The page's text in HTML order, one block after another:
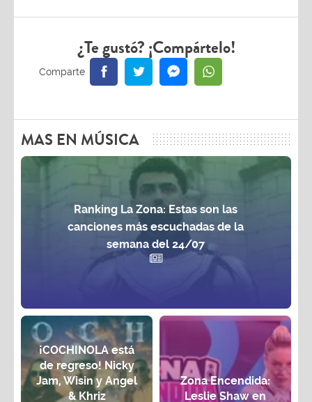
¿Te gustó? ¡Compártelo!
MAS EN MÚSICA
Ranking La Zona: Estas son las
canciones más escuchadas de la
semana del 24/07
¡COCHINOLA está
de regreso! Nicky
Jam, Wisin y Angel
& Khriz
Zona Encendida:
Leslie Shaw en